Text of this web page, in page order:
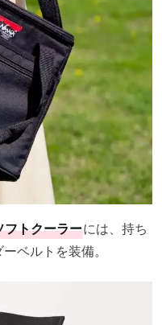
フトクーラーには、持ち
ベルトを装備。